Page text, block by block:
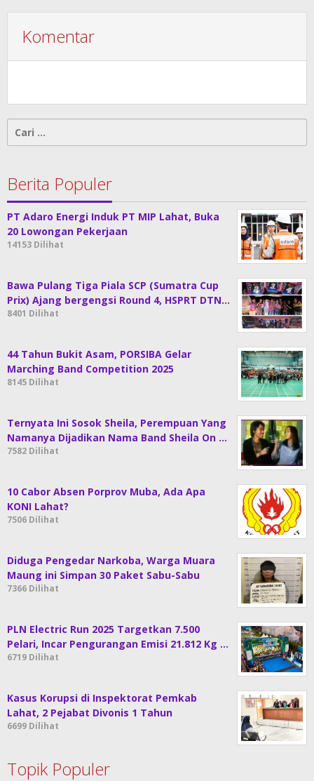
Komentar
untuk:
Berita Populer
PT Adaro Energi Induk PT MIP Lahat, Buka
20 Lowongan Pekerjaan
14153 Dilihat
Bawa Pulang Tiga Piala SCP (Sumatra Cup
Prix) Ajang bergengsi Round 4, HSPRT DTN…
8401 Dilihat
44 Tahun Bukit Asam, PORSIBA Gelar
Marching Band Competition 2025
8145 Dilihat
Ternyata Ini Sosok Sheila, Perempuan Yang
Namanya Dijadikan Nama Band Sheila On …
7582 Dilihat
10 Cabor Absen Porprov Muba, Ada Apa
KONI Lahat?
7506 Dilihat
Diduga Pengedar Narkoba, Warga Muara
Maung ini Simpan 30 Paket Sabu-Sabu
7366 Dilihat
PLN Electric Run 2025 Targetkan 7.500
Pelari, Incar Pengurangan Emisi 21.812 Kg …
6719 Dilihat
Kasus Korupsi di Inspektorat Pemkab
Lahat, 2 Pejabat Divonis 1 Tahun
6699 Dilihat
Topik Populer